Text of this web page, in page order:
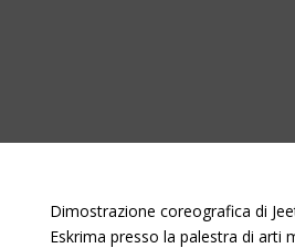
Dimostrazione coreografica di
Eskrima presso la palestra di arti